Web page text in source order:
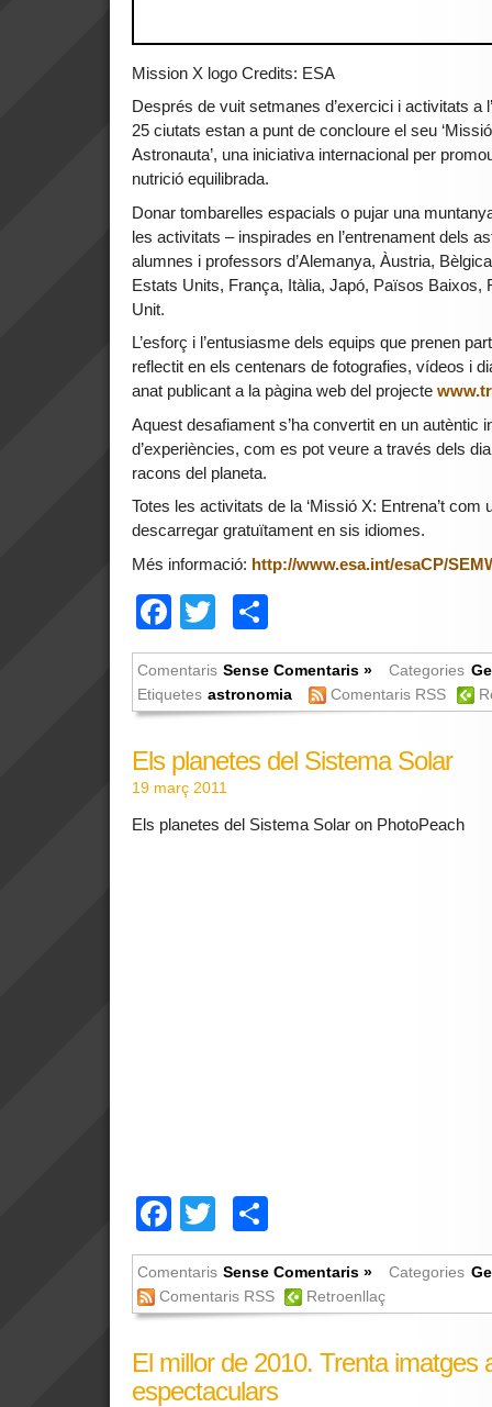
Mission X logo Credits: ESA
Després de vuit setmanes d’exercici i activitats a
25 ciutats estan a punt de concloure el seu
Astronauta’, una iniciativa internacional per
nutrició equilibrada.
Donar tombarelles espacials o pujar una
les activitats – inspirades en l’entrenament dels
alumnes i professors d’Alemanya, Àustria,
Estats Units, França, Itàlia, Japó, Països Baixos,
Unit.
L’esforç i l’entusiasme dels equips que prenen
reflectit en els centenars de fotografies, vídeos i
anat publicant a la pàgina web del projecte
Aquest desafiament s’ha convertit en un autèntic
d’experiències, com es pot veure a través dels
racons del planeta.
Totes les activitats de la ‘Missió X: Entrena’t com
descarregar gratuïtament en sis idiomes.
Més informació: http://www.esa.int/esaCP/
Facebook
Twitter
Comentaris Sense Comentaris » Categories
Etiquetes astronomia Comentaris RSS
Els planetes del Sistema Solar
19 març 2011
Els planetes del Sistema Solar on PhotoPeach
Facebook
Twitter
Comentaris Sense Comentaris » Categories
Comentaris RSS
Retroenllaç
El millor de 2010. Trenta imatges
espectaculars